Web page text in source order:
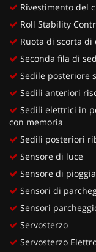
Rivestimento del
Roll Stability
Ruota di scorta
Seconda fila di
Sedile posteriore
Sedili anteriori
Sedili elettrici in
con memoria
Sedili posteriori
Sensore di luce
Sensore di pioggia
Sensori di
Sensori
Servosterzo
Servosterzo